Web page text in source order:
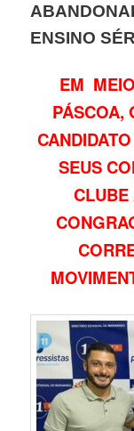
ENSINO
EM
PÁSCOA,
SEUS
CLUBE